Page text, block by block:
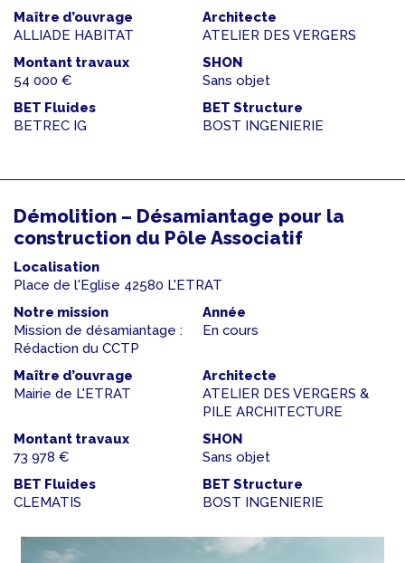
Maître d’ouvrage
ALLIADE HABITAT
Architecte
ATELIER DES VERGERS
Montant travaux
54 000 €
SHON
Sans objet
BET Fluides
BETREC IG
BET Structure
BOST INGENIERIE
Démolition – Désamiantage pour la
construction du Pôle Associatif
Localisation
Place de l'Eglise 42580 L'ETRAT
Notre mission
Mission de désamiantage :
Rédaction du CCTP
Année
En cours
Maître d’ouvrage
Mairie de L'ETRAT
Architecte
ATELIER DES VERGERS &
PILE ARCHITECTURE
Montant travaux
73 978 €
SHON
Sans objet
BET Fluides
CLEMATIS
BET Structure
BOST INGENIERIE